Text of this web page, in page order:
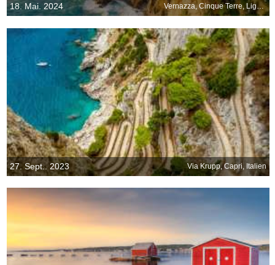
18. Mai. 2024 Vernazza, Cinque Terre, Ligurien, Italien
27. Sept.. 2023 Via Krupp, Capri, Italien